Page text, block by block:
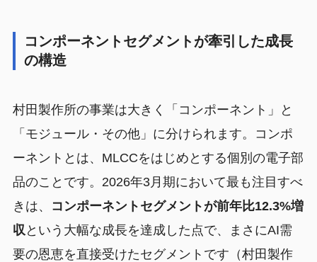
コンポーネントセグメントが牽引した成長
の構造
村田製作所の事業は大きく「コンポーネント」と
「モジュール・その他」に分けられます。コンポ
ーネントとは、MLCCをはじめとする個別の電子部
品のことです。2026年3月期において最も注目すべ
きは、
コンポーネントセグメントが前年比12.3%増
収 という大幅な成長を達成した点で、まさにAI需
要の恩恵を直接受けたセグメントです（村田製作